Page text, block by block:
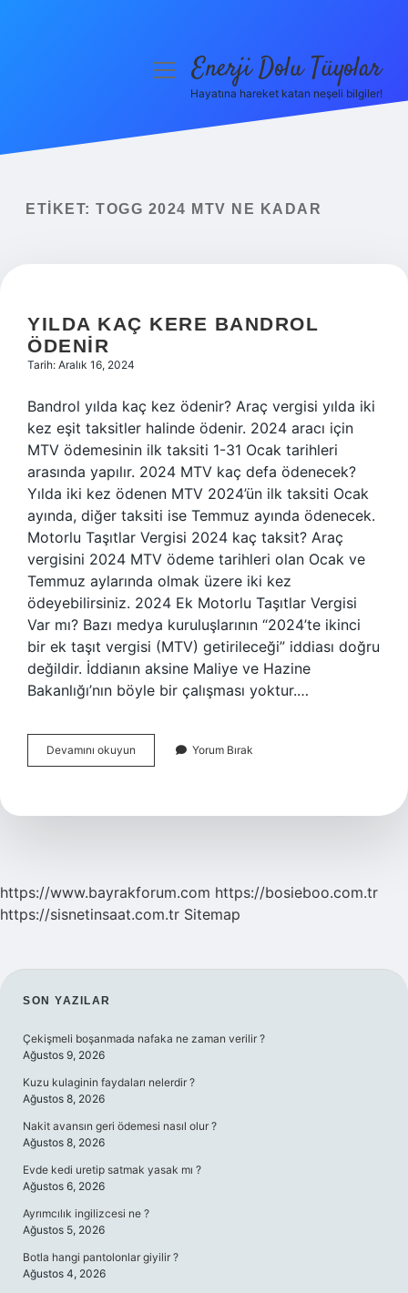
Yasal Uyarı
menüyüEnerji Dolu Tüyolar
Hayatına hareket katan neşeli bilgiler!
ETIKET: TOGG 2024 MTV NE KADAR
YILDA KAÇ KERE BANDROL
ÖDENIR
Tarih: Aralık 16, 2024
Bandrol yılda kaç kez ödenir? Araç vergisi yılda iki
kez eşit taksitler halinde ödenir. 2024 aracı için
MTV ödemesinin ilk taksiti 1-31 Ocak tarihleri ​​
arasında yapılır. 2024 MTV kaç defa ödenecek?
Yılda iki kez ödenen MTV 2024’ün ilk taksiti Ocak
ayında, diğer taksiti ise Temmuz ayında ödenecek.
Motorlu Taşıtlar Vergisi 2024 kaç taksit? Araç
vergisini 2024 MTV ödeme tarihleri ​​olan Ocak ve
Temmuz aylarında olmak üzere iki kez
ödeyebilirsiniz. 2024 Ek Motorlu Taşıtlar Vergisi
Var mı? Bazı medya kuruluşlarının “2024’te ikinci
bir ek taşıt vergisi (MTV) getirileceği” iddiası doğru
değildir. İddianın aksine Maliye ve Hazine
Bakanlığı’nın böyle bir çalışması yoktur.…
Devamını okuyun
Kaç
Ödenir
Yorum Bırak
https://www.bayrakforum.com https://bosieboo.com.tr
https://sisnetinsaat.com.tr Sitemap
SIDEBAR
SON YAZILAR
Çekişmeli boşanmada nafaka ne zaman verilir ?
Ağustos 9, 2026
Kuzu kulaginin faydaları nelerdir ?
Ağustos 8, 2026
Nakit avansın geri ödemesi nasıl olur ?
Ağustos 8, 2026
Evde kedi uretip satmak yasak mı ?
Ağustos 6, 2026
Ayrımcılık ingilizcesi ne ?
Ağustos 5, 2026
Botla hangi pantolonlar giyilir ?
Ağustos 4, 2026